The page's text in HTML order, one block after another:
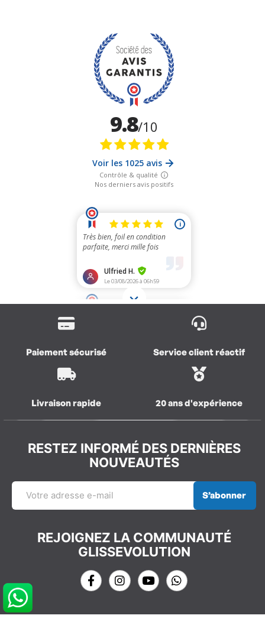
Paiement sécurisé Service client réactif
Livraison rapide 20 ans d'expérience
RESTEZ INFORMÉ DES DERNIÈRES
NOUVEAUTÉS
S’abonner
REJOIGNEZ LA COMMUNAUTÉ
GLISSEVOLUTION